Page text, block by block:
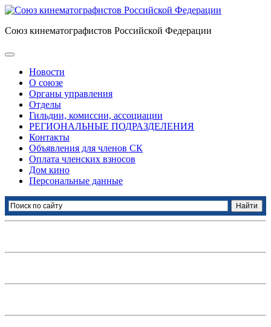
Союз кинематографистов Российской Федерации
Новости
О союзе
Органы управления
Отделы
Гильдии, комиссии, ассоциации
РЕГИОНАЛЬНЫЕ ПОДРАЗДЕЛЕНИЯ
Контакты
Объявления для членов СК
Оплата членских взносов
Дом кино
Персональные данные